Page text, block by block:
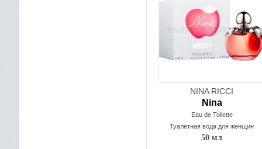
NINA RICCI
Nina
Eau de Toilette
Туалетная вода для женщин
50 мл